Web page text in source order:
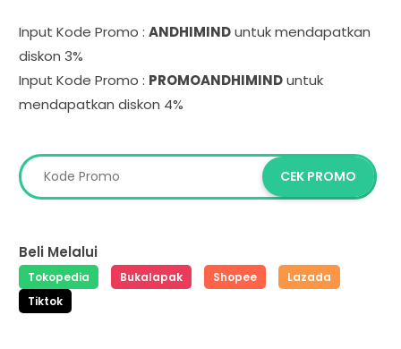
Input Kode Promo :ANDHIMINDuntuk mendapatkan
diskon 3%
Input Kode Promo : PROMOANDHIMINDuntuk
mendapatkan diskon 4%
CEK PROMO
Beli Melalui
Tokopedia Bukalapak Shopee
Lazada
Tiktok